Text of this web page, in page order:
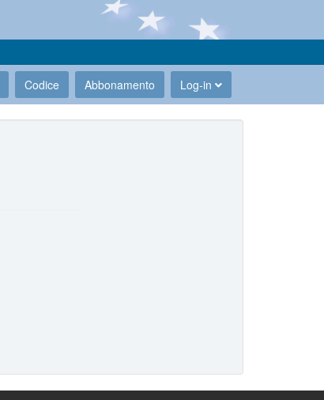
Codice Abbonamento Log-in